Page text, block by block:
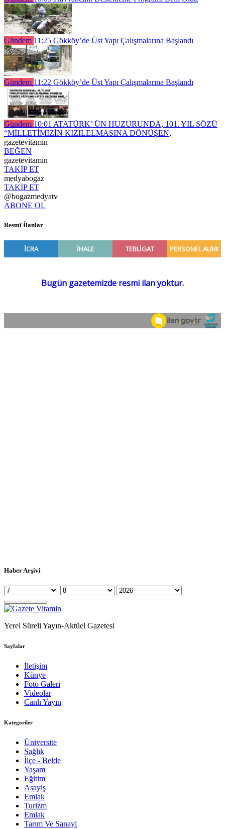
Gündem 11:25 Gökköy’de Üst Yapı Çalışmalarına Başlandı
Gündem 11:22 Gökköy’de Üst Yapı Çalışmalarına Başlandı
Gündem 10:01 ATATÜRK’ ÜN HUZURUNDA, 101. YIL SÖZÜ
“MİLLETİMİZİN KIZILELMASINA DÖNÜŞEN,
gazetevitamin
BEĞEN
gazetevitamin
TAKİP ET
medyabogaz
TAKİP ET
@bogazmedyatv
ABONE OL
Resmî İlanlar
Haber Arşivi
Yerel Süreli Yayın-Aktüel Gazetesi
Sayfalar
İletişim
Künye
Foto Galeri
Videolar
Canlı Yayın
Kategoriler
Üniversite
Sağlık
İlçe - Belde
Yaşam
Eğitim
Asayiş
Emlak
Turizm
Emlak
Tarım Ve Sanayi